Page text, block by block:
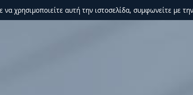
να χρησιμοποιείτε αυτή την ιστοσελίδα, συμφωνείτε με